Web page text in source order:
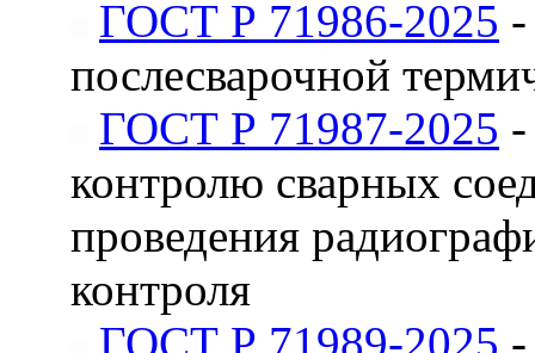
ГОСТ Р 71986-2025
послесварочной
ГОСТ Р 71987-2025
контролю сварных
проведения
контроля
ГОСТ Р 71989-2025